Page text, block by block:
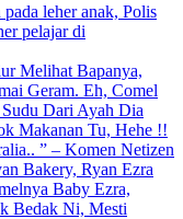
leher anak, Polis
pelajar di
Melihat Bapanya,
Geram. Eh, Comel
Dari Ayah Dia
Makanan Tu, Hehe !!
” – Komen Netizen
Bakery, Ryan Ezra
Baby Ezra,
Bedak Ni, Mesti